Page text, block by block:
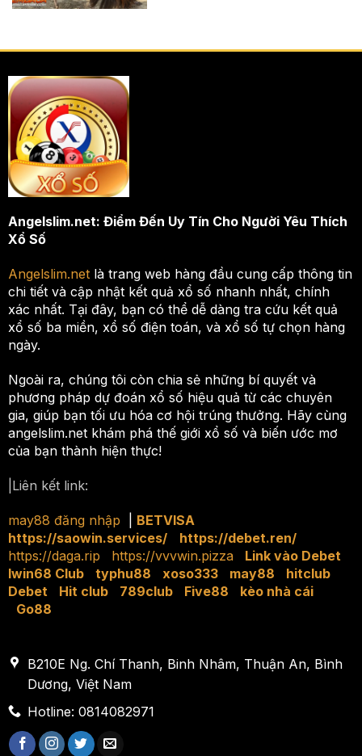
Angelslim.net: Điểm Đến Uy Tín Cho Người Yêu Thích
Xổ Số
Angelslim.netlà trang web hàng đầu cung cấp thông tin
chi tiết và cập nhật kết quả xổ số nhanh nhất, chính
xác nhất. Tại đây, bạn có thể dễ dàng tra cứu kết quả
xổ số ba miền, xổ số điện toán, và xổ số tự chọn hàng
ngày.
Ngoài ra, chúng tôi còn chia sẻ những bí quyết và
phương pháp dự đoán xổ số hiệu quả từ các chuyên
gia, giúp bạn tối ưu hóa cơ hội trúng thưởng. Hãy cùng
angelslim.net khám phá thế giới xổ số và biến ước mơ
của bạn thành hiện thực!
|Liên kết link:
may88 đăng nhập BETVISA
https://saowin.services/| https://debet.ren/|
https://daga.rip
https://vvvwin.pizza| Link vào Debet
Iwin68 Club| typhu88 xoso333| may88 hitclub|
Debet
Hit club| 789club| Five88
kèo nhà cái
Go88
B210E Ng. Chí Thanh, Binh Nhâm, Thuận An, Bình
Dương, Việt Nam
Hotline: 0814082971